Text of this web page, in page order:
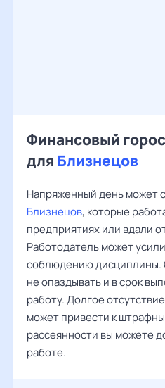
Финансовый
для Близнецов
Напряженный день может
Близнецов, которые
предприятиях или вдали
Работодатель может
соблюдению дисциплины.
не опаздывать и в срок
работу. Долгое
может привести к
рассеянности вы можете
работе.